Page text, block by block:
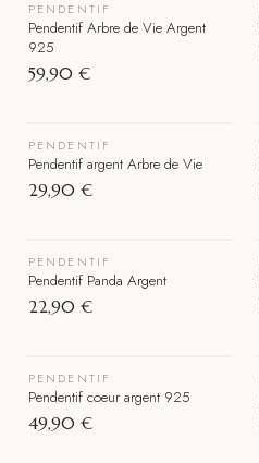
PENDENTIF
Pendentif Arbre de Vie Argent
925
59,90 €
PENDENTIF
Pendentif argent Arbre de Vie
29,90 €
PENDENTIF
Pendentif Panda Argent
22,90 €
PENDENTIF
Pendentif coeur argent 925
49,90 €